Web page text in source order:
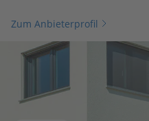
Zum Anbieterprofil